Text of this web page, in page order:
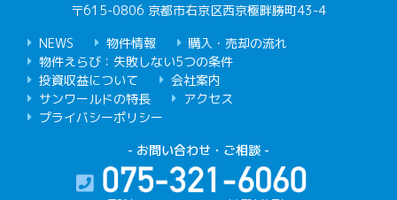
〒615-0806 京都市右京区西京極畔勝町43-4
NEWS
物件情報
購入・売却の流れ
物件えらび：失敗しない5つの条件
投資収益について
会社案内
サンワールドの特長
アクセス
プライバシーポリシー
- お問い合わせ・ご相談 -